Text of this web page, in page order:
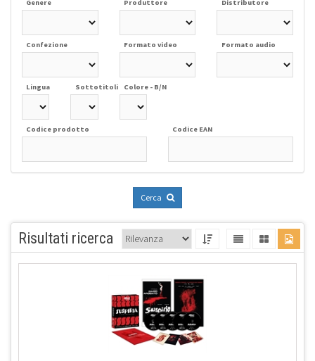
Genere Produttore Distributore
Confezione Formato video Formato audio
Lingua Sottotitoli Colore - B/N
Codice prodotto Codice EAN
Cerca
Risultati ricerca